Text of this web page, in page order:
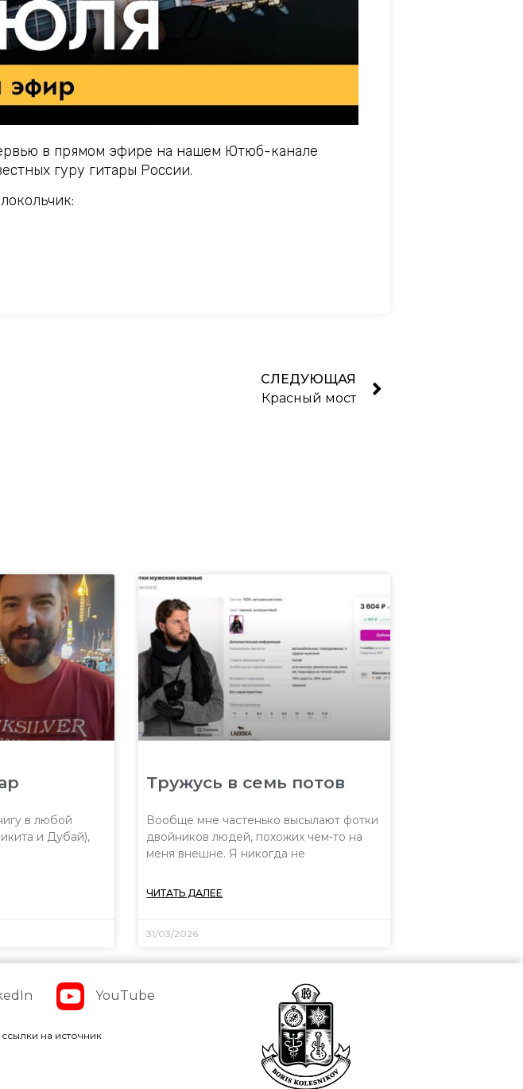
в прямом эфире на нашем Ютюб-канале
гуру гитары России.
СЛЕДУЮЩАЯ
Красный мост
в любой
и Дубай),
Тружусь в семь потов
Вообще мне частенько высылают фотки
двойников людей, похожих чем-то на
меня внешне. Я никогда не
ЧИТАТЬ ДАЛЕЕ
31/03/2026
YouTube
на источник